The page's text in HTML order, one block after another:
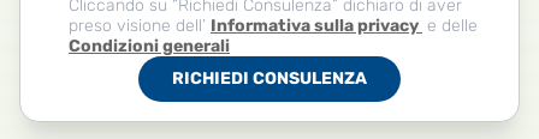
Cliccando su “Richiedi Consulenza” dichiaro di aver
preso visione dell’ Informativa sulla privacy e delle
Condizioni generali
RICHIEDI CONSULENZA